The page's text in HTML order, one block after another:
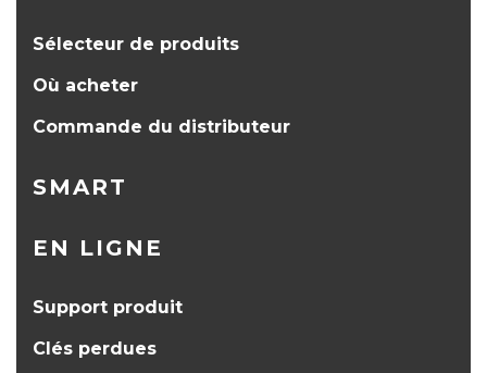
Sélecteur de produits
Où acheter
Commande du distributeur
SMART
EN LIGNE
Support produit
Clés perdues